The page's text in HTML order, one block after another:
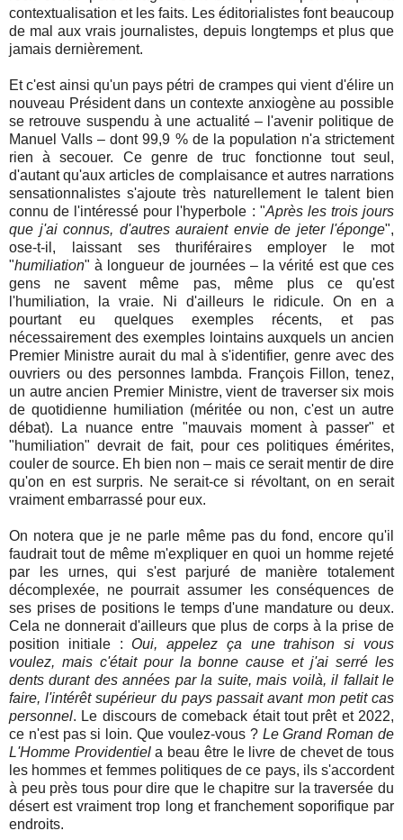
contextualisation et les faits. Les éditorialistes font beaucoup
de mal aux vrais journalistes, depuis longtemps et plus que
jamais dernièrement.
Et c'est ainsi qu'un pays pétri de crampes qui vient d'élire un
nouveau Président dans un contexte anxiogène au possible
se retrouve suspendu à une actualité – l'avenir politique de
Manuel Valls – dont 99,9 % de la population n'a strictement
rien à secouer. Ce genre de truc fonctionne tout seul,
d'autant qu'aux articles de complaisance et autres narrations
sensationnalistes s'ajoute très naturellement le talent bien
connu de l'intéressé pour l'hyperbole : "Après les trois jours
que j'ai connus, d'autres auraient envie de jeter l'éponge",
ose-t-il, laissant ses thuriféraires employer le mot
"humiliation" à longueur de journées – la vérité est que ces
gens ne savent même pas, même plus ce qu'est
l'humiliation, la vraie. Ni d'ailleurs le ridicule. On en a
pourtant eu quelques exemples récents, et pas
nécessairement des exemples lointains auxquels un ancien
Premier Ministre aurait du mal à s'identifier, genre avec des
ouvriers ou des personnes lambda. François Fillon, tenez,
un autre ancien Premier Ministre, vient de traverser six mois
de quotidienne humiliation (méritée ou non, c'est un autre
débat). La nuance entre "mauvais moment à passer" et
"humiliation" devrait de fait, pour ces politiques émérites,
couler de source. Eh bien non – mais ce serait mentir de dire
qu'on en est surpris. Ne serait-ce si révoltant, on en serait
vraiment embarrassé pour eux.
On notera que je ne parle même pas du fond, encore qu'il
faudrait tout de même m'expliquer en quoi un homme rejeté
par les urnes, qui s'est parjuré de manière totalement
décomplexée, ne pourrait assumer les conséquences de
ses prises de positions le temps d'une mandature ou deux.
Cela ne donnerait d'ailleurs que plus de corps à la prise de
position initiale : Oui, appelez ça une trahison si vous
voulez, mais c'était pour la bonne cause et j'ai serré les
dents durant des années par la suite, mais voilà, il fallait le
faire, l'intérêt supérieur du pays passait avant mon petit cas
personnel. Le discours de comeback était tout prêt et 2022,
ce n'est pas si loin. Que voulez-vous ? Le Grand Roman de
L'Homme Providentiela beau être le livre de chevet de tous
les hommes et femmes politiques de ce pays, ils s'accordent
à peu près tous pour dire que le chapitre sur la traversée du
désert est vraiment trop long et franchement soporifique par
endroits.